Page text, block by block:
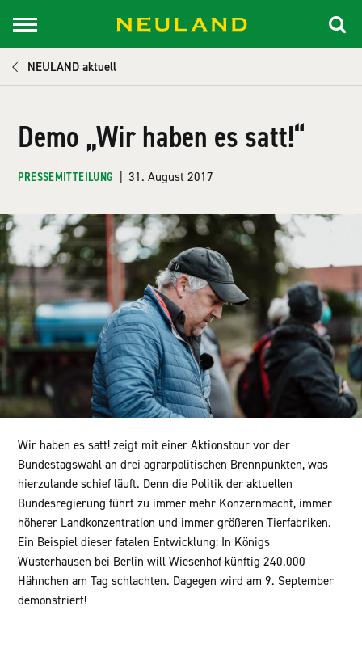
NEULAND aktuell
Demo „Wir haben es satt!“
PRESSEMITTEILUNG | 31. August 2017
Wir haben es satt! zeigt mit einer Aktionstour vor der
Bundestagswahl an drei agrarpolitischen Brennpunkten, was
hierzulande schief läuft. Denn die Politik der aktuellen
Bundesregierung führt zu immer mehr Konzernmacht, immer
höherer Landkonzentration und immer größeren Tierfabriken.
Ein Beispiel dieser fatalen Entwicklung: In Königs
Wusterhausen bei Berlin will Wiesenhof künftig 240.000
Hähnchen am Tag schlachten. Dagegen wird am 9. September
demonstriert!